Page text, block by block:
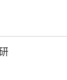
年干部培
学研究院